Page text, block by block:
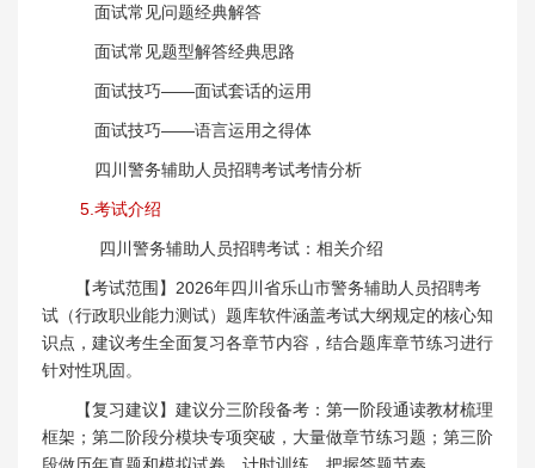
面试常见问题经典解答
面试常见题型解答经典思路
面试技巧——面试套话的运用
面试技巧——语言运用之得体
四川警务辅助人员招聘考试考情分析
5.考试介绍
四川警务辅助人员招聘考试：相关介绍
【考试范围】2026年四川省乐山市警务辅助人员招聘考
试（行政职业能力测试）题库软件涵盖考试大纲规定的核心知
识点，建议考生全面复习各章节内容，结合题库章节练习进行
针对性巩固。
【复习建议】建议分三阶段备考：第一阶段通读教材梳理
框架；第二阶段分模块专项突破，大量做章节练习题；第三阶
段做历年真题和模拟试卷，计时训练，把握答题节奏。